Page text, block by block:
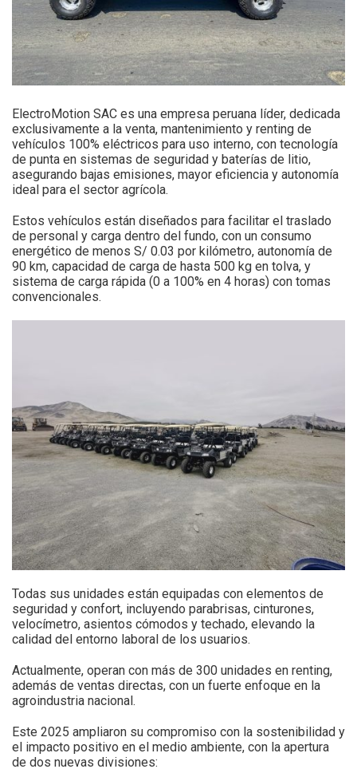
ElectroMotion SAC es una empresa peruana líder, dedicada
exclusivamente a la venta, mantenimiento y renting de
vehículos 100% eléctricos para uso interno, con tecnología
de punta en sistemas de seguridad y baterías de litio,
asegurando bajas emisiones, mayor eficiencia y autonomía
ideal para el sector agrícola.
Estos vehículos están diseñados para facilitar el traslado
de personal y carga dentro del fundo, con un consumo
energético de menos S/ 0.03 por kilómetro, autonomía de
90 km, capacidad de carga de hasta 500 kg en tolva, y
sistema de carga rápida (0 a 100% en 4 horas) con tomas
convencionales.
Todas sus unidades están equipadas con elementos de
seguridad y confort, incluyendo parabrisas, cinturones,
velocímetro, asientos cómodos y techado, elevando la
calidad del entorno laboral de los usuarios.
Actualmente, operan con más de 300 unidades en renting,
además de ventas directas, con un fuerte enfoque en la
agroindustria nacional.
Este 2025 ampliaron su compromiso con la sostenibilidad y
el impacto positivo en el medio ambiente, con la apertura
de dos nuevas divisiones: